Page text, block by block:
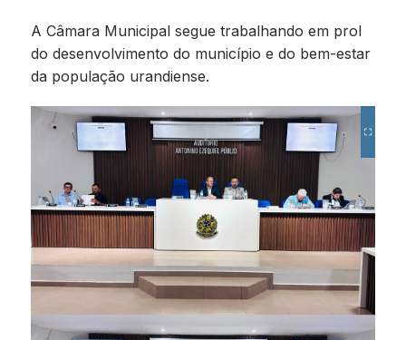
A Câmara Municipal segue trabalhando em prol
do desenvolvimento do município e do bem-estar
da população urandiense.